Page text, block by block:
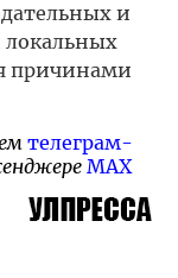
и
причинами
телеграм-
MAX